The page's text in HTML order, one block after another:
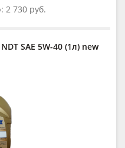
2 730 руб.
SAE 5W-40 (1л) new